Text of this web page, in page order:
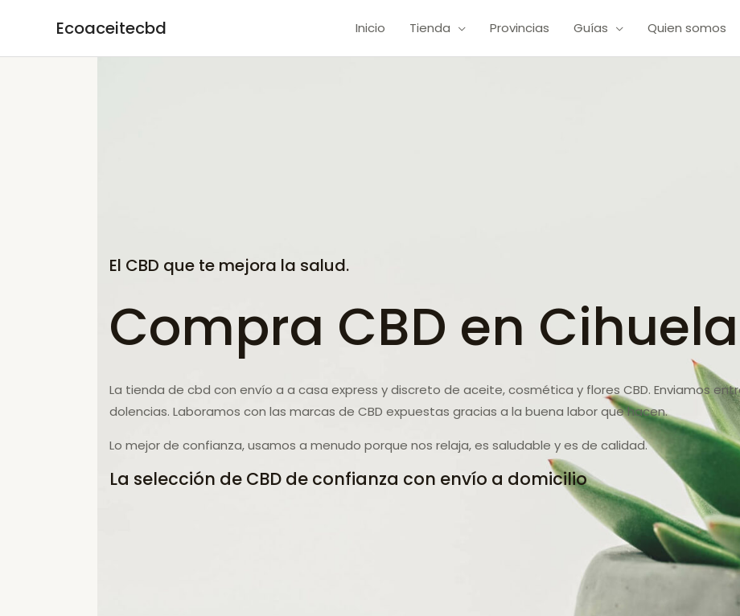
contenido
Ecoaceitecbd Inicio Tienda Provincias Guías Quien somos
El CBD que te mejora la salud.
Compra CBD en Cihuela
La tienda de cbd con envío a a casa express y discreto de aceite, cosmética y flores CBD. Enviamos
dolencias. Laboramos con las marcas de CBD expuestas gracias a la buena labor que hacen.
Lo mejor de confianza, usamos a menudo porque nos relaja, es saludable y es de calidad.
La selección de CBD de confianza con envío a domicilio